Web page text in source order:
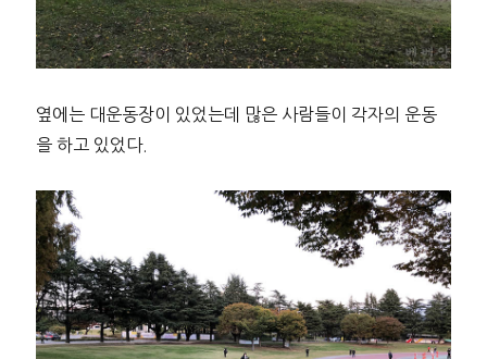
옆에는 대운동장이 있었는데 많은 사람들이 각자의 운동
을 하고 있었다.